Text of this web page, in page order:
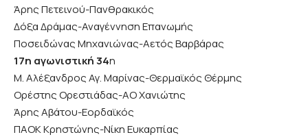
Άρης Πετεινού-Πανθρακικός
Δόξα Δράμας-Αναγέννηση Επανωμής
Ποσειδώνας Μηχανιώνας-Αετός Βαρβάρας
17η αγωνιστική 34η
Μ. Αλέξανδρος Αγ. Μαρίνας-Θερμαϊκός Θέρμης
Ορέστης Ορεστιάδας-ΑΟ Χανιώτης
Άρης Αβάτου-Εορδαϊκός
ΠΑΟΚ Κρηστώνης-Νίκη Ευκαρπίας